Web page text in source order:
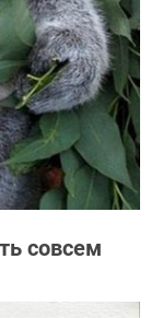
совсем